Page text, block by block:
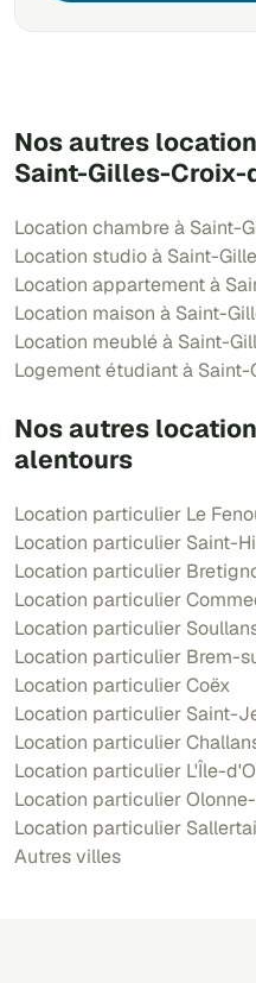
Nos autres
Saint-Gilles-Croix-
Location chambre à Saint-
Location studio à Saint-
Location appartement à
Location maison à Saint-
Location meublé à Saint-
Logement étudiant à
Nos autres
alentours
Location particulier Le
Location particulier Saint-
Location particulier
Location particulier
Location particulier
Location particulier Brem-
Location particulier Coëx
Location particulier Saint-
Location particulier
Location particulier L'Île-
Location particulier
Location particulier
Autres villes